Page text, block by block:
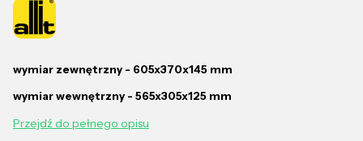
wymiar zewnętrzny - 605x370x145 mm
wymiar wewnętrzny - 565x305x125 mm
Przejdź do pełnego opisu